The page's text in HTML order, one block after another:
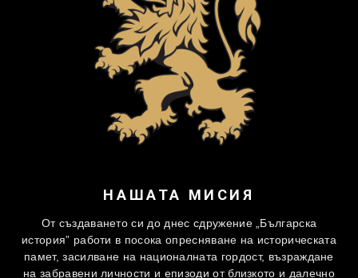
НАШАТА МИСИЯ
От създаването си до днес сдружение „Българска
история” работи в посока опресняване на историческата
памет, засилване на националната гордост, възраждане
на забравени личности и епизоди от близкото и далечно